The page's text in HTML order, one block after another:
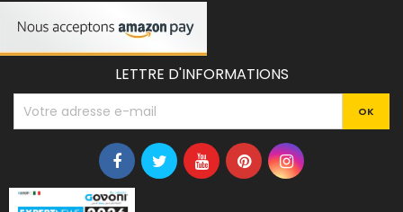
LETTRE D'INFORMATIONS